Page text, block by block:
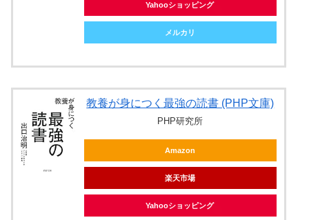
Yahooショッピング
メルカリ
教養が身につく最強の読書 (PHP文庫)
PHP研究所
Amazon
楽天市場
Yahooショッピング